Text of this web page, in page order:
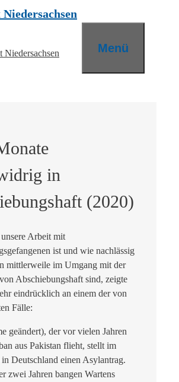
Menü
in
(2020)
Arbeit mit
ist und wie nachlässig
mittlerweile im Umgang mit der
Abschiebungshaft sind, zeigte
eindrücklich an einem der von
Fälle:
geändert), der vor vielen Jahren
aus Pakistan flieht, stellt im
in Deutschland einen Asylantrag.
zwei Jahren bangen Wartens